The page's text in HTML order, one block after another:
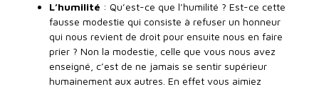
L’humilité : Qu’est-ce que l’humilité ? Est-ce cette
fausse modestie qui consiste à refuser un honneur
qui nous revient de droit pour ensuite nous en faire
prier ? Non la modestie, celle que vous nous avez
enseigné, c’est de ne jamais se sentir supérieur
humainement aux autres. En effet vous aimiez